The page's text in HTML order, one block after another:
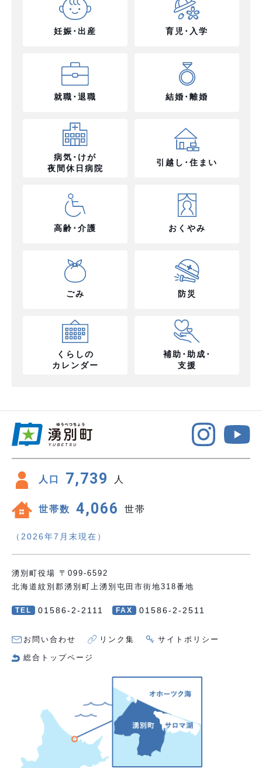
妊娠･出産 育児･入学
就職･退職 結婚･離婚
病気･けが
夜間休日病院
引越し･住まい
高齢･介護 おくやみ
ごみ 防災
くらしの
カレンダー
補助･助成･
支援
人口 7,739 人
世帯数 4,066 世帯
（2026年7月末現在）
湧別町役場 〒099-6592
北海道紋別郡湧別町上湧別屯田市街地318番地
TEL 01586-2-2111 FAX 01586-2-2511
お問い合わせ リンク集 サイトポリシー
総合トップページ